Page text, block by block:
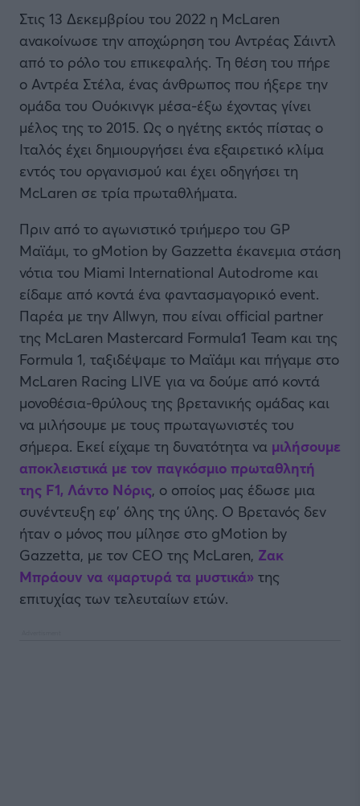
Στις 13 Δεκεμβρίου του 2022 η McLaren
ανακοίνωσε την αποχώρηση του Αντρέας Σάιντλ
από το ρόλο του επικεφαλής. Τη θέση του πήρε
ο Αντρέα Στέλα, ένας άνθρωπος που ήξερε την
ομάδα του Ουόκινγκ μέσα-έξω έχοντας γίνει
μέλος της το 2015. Ως ο ηγέτης εκτός πίστας ο
Ιταλός έχει δημιουργήσει ένα εξαιρετικό κλίμα
εντός του οργανισμού και έχει οδηγήσει τη
McLaren σε τρία πρωταθλήματα.
Πριν από το αγωνιστικό τριήμερο του GP
Μαϊάμι, το gMotion by Gazzetta έκανεμια στάση
νότια του Miami International Autodrome και
είδαμε από κοντά ένα φαντασμαγορικό event.
Παρέα με την Allwyn, που είναι official partner
της McLaren Mastercard Formula1 Team και της
Formula 1, ταξιδέψαμε το Μαϊάμι και πήγαμε στο
McLaren Racing LIVE για να δούμε από κοντά
μονοθέσια-θρύλους της βρετανικής ομάδας και
να μιλήσουμε με τους πρωταγωνιστές του
σήμερα. Εκεί είχαμε τη δυνατότητα να μιλήσουμε
αποκλειστικά με τον παγκόσμιο πρωταθλητή
της F1, Λάντο Νόρις, ο οποίος μας έδωσε μια
συνέντευξη εφ' όλης της ύλης. Ο Βρετανός δεν
ήταν ο μόνος που μίλησε στο gMotion by
Gazzetta, με τον CEO της McLaren, Ζακ
Μπράουν να «μαρτυρά τα μυστικά» της
επιτυχίας των τελευταίων ετών.